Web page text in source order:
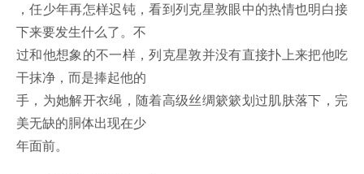
，任少年再怎样迟钝，看到列克星敦眼中的热情也明白接
下来要发生什么了。不
过和他想象的不一样，列克星敦并没有直接扑上来把他吃
干抹净，而是捧起他的
手，为她解开衣绳，随着高级丝绸簌簌划过肌肤落下，完
美无缺的胴体出现在少
年面前。